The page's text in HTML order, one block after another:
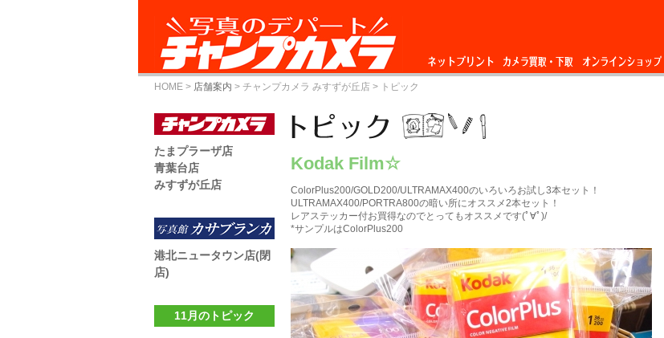
ネットプリント
カメラ買取・下
オンラインショップ
HOME > 店舗案内 > チャンプカメラ みすずが丘店 > トピック
Kodak Film☆
ColorPlus200/GOLD200/ULTRAMAX400のいろいろお試し3本セット！
ULTRAMAX400/PORTRA800の暗い所にオススメ2本セット！
レアステッカー付お買得なのでとってもオススメです(ﾟ∀ﾟ)/
*サンプルはColorPlus200
たまプラーザ店
青葉台店
みすずが丘店
港北ニュータウン店(閉
店)
11月のトピック